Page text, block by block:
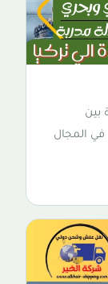
بين
في المجال